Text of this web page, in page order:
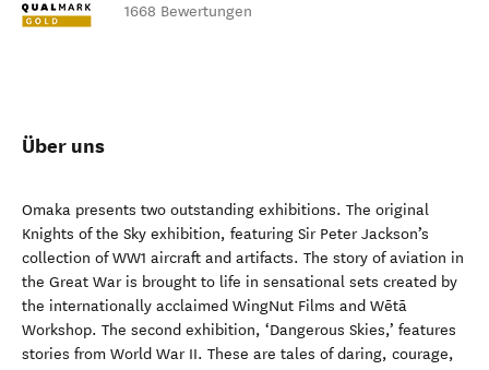
1668 Bewertungen
Über uns
Omaka presents two outstanding exhibitions. The original
Knights of the Sky exhibition, featuring Sir Peter Jackson’s
collection of WW1 aircraft and artifacts. The story of aviation in
the Great War is brought to life in sensational sets created by
the internationally acclaimed WingNut Films and Wētā
Workshop. The second exhibition, ‘Dangerous Skies,’ features
stories from World War II. These are tales of daring, courage,